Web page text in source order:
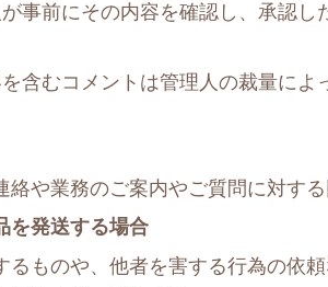
事前にその内容を確認し、承認
含むコメントは管理人の裁量によ
絡や業務のご案内やご質問に対す
を発送する場合
るものや、他者を害する行為の依